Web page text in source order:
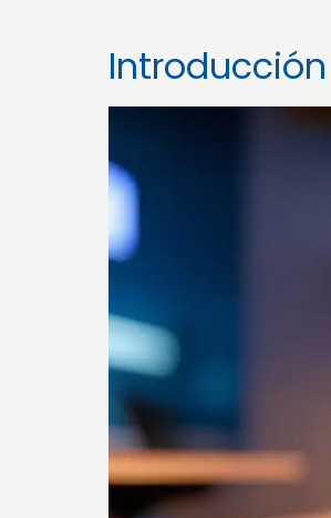
Introducción